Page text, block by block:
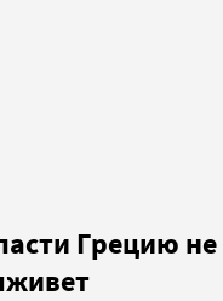
Грецию не